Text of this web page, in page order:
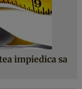
impiedica sa